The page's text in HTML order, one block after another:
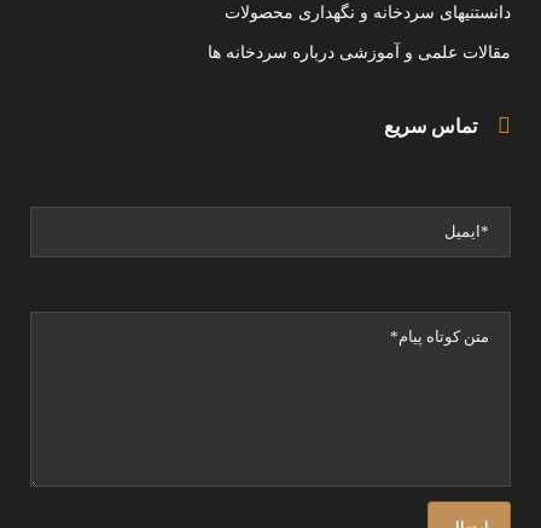
دانستنیهای سردخانه و نگهداری محصولات
مقالات علمی و آموزشی درباره سردخانه ها
تماس سریع